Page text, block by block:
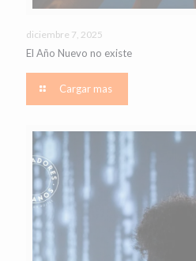
diciembre 7, 2025
El Año Nuevo no existe
Cargar mas